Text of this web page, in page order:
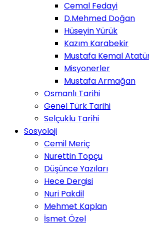
Cemal Fedayi
D.Mehmed Doğan
Hüseyin Yürük
Kazım Karabekir
Mustafa Kemal
Misyonerler
Mustafa Armağan
Osmanlı Tarihi
Genel Türk Tarihi
Selçuklu Tarihi
Sosyoloji
Cemil Meriç
Nurettin Topçu
Düşünce Yazıları
Hece Dergisi
Nuri Pakdil
Mehmet Kaplan
İsmet Özel